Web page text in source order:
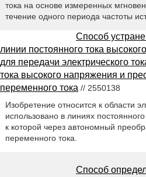
тока на основе измеренных
течение одного периода частоты
Способ
линии постоянного тока
для передачи электрического
тока высокого напряжения и
переменного тока // 2550138
Изобретение относится к области
использовано в линиях
к которой через автономный
переменного тока.
Способ